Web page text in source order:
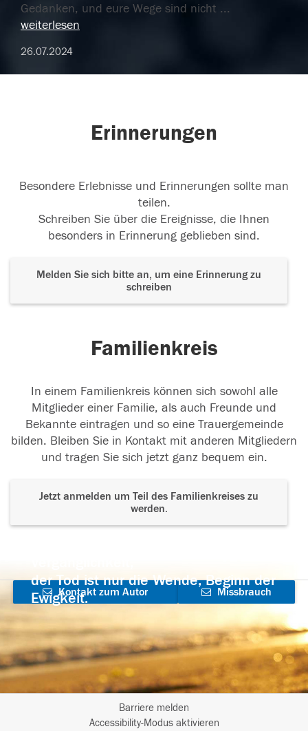
Gedanken, und eure Wege sind nicht ...
weiterlesen
26.07.2024
Erinnerungen
Besondere Erlebnisse und Erinnerungen sollte man
teilen.
Schreiben Sie über die Ereignisse, die Ihnen
besonders in Erinnerung geblieben sind.
Melden Sie sich bitte an, um eine Erinnerung zu
schreiben
Familienkreis
In einem Familienkreis können sich sowohl alle
Mitglieder einer Familie, als auch Freunde und
Bekannte eintragen und so eine Trauergemeinde
bilden. Bleiben Sie in Kontakt mit anderen Mitgliedern
und tragen Sie sich jetzt ganz bequem ein.
Jetzt anmelden um Teil des Familienkreises zu
werden.
der Tod ist nur die Wende, Beginn der
Ewigkeit.
Kontakt zum Autor
aufnehmen
Missbrauch
Barriere melden
Accessibility-Modus aktivieren